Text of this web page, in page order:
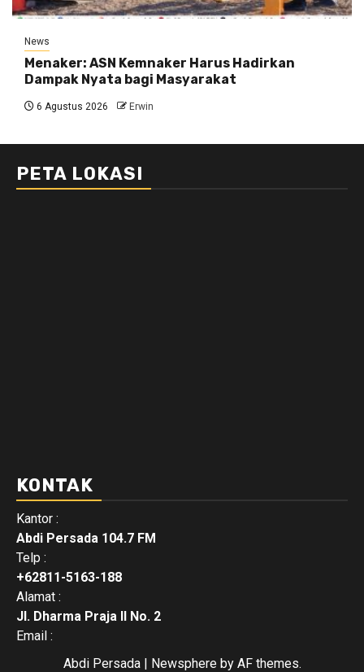
News
Menaker: ASN Kemnaker Harus Hadirkan
Dampak Nyata bagi Masyarakat
6 Agustus 2026 Erwin
PETA LOKASI
KONTAK
Kantor :
Abdi Persada 104.7 FM
Telp :
+62811-5163-188
Alamat :
Jl. Dharma Praja II No. 2
Email :
Abdi Persada | Newsphereby AF themes.